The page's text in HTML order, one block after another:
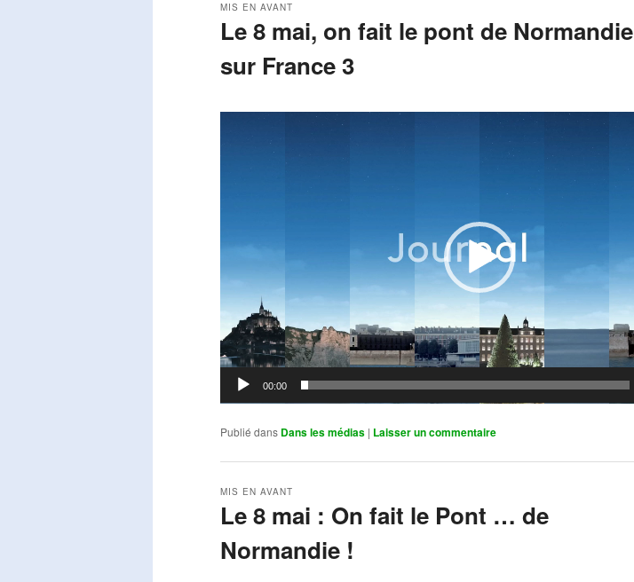
Le 8 mai, on fait le pont de Normandie
sur France 3
MIS EN AVANT
00:00
Publié dans Dans les médias | Laisser un commentaire
Le 8 mai : On fait le Pont … de
Normandie !
MIS EN AVANT